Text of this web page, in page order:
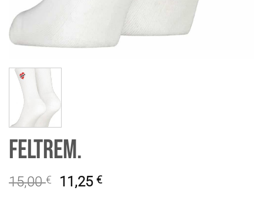
FeltreM.
15,00€ 11,25€